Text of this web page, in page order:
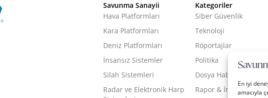
En iyi
amacıyla
Savunma Sanayii
Hava Platformları
Kara Platformları
Deniz Platformları
İnsansız Sistemler
Silah Sistemleri
Radar ve Elektronik Harp
Kategoriler
Siber Güvenlik
Teknoloji
Röportajlar
Politika
Dosya Haber
Rapor & İnfografik